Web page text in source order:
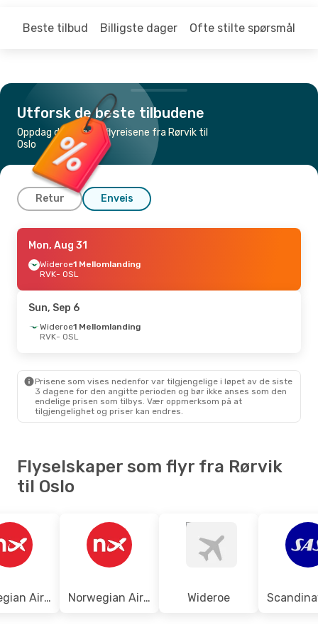
Beste tilbud Billigste dager Ofte stilte spørsmål
Utforsk de beste tilbudene
Oppdag de billigste flyreisene fra Rørvik til
Oslo
Retur Enveis
Mon, Aug 24
Wideroe1 Mellomlanding
RVK- OSL
1 Mellomlanding
OSL- RVK
Tue, Sep 8
Norwegian Air Shuttle
1 Mellomlanding
OSL- RVK
- OSL
Wideroe1 Mellomlanding
OSL
- RVK
Mon, Aug 31
Wideroe1 Mellomlanding
RVK- OSL
Sun, Sep 6
Wideroe1 Mellomlanding
RVK- OSL
Prisene som vises nedenfor var tilgjengelige i løpet av de siste
3 dagene for den angitte perioden og bør ikke anses som den
endelige prisen som tilbys. Vær oppmerksom på at
tilgjengelighet og priser kan endres.
Flyselskaper som flyr fra Rørvik
til Oslo
Norwegian Air Sweden Norwegian Air Shuttle Wideroe